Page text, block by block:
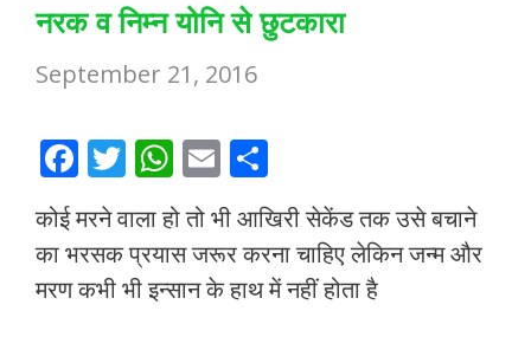
नरक व निम्न योनि से छुटकारा
September 21, 2016
F
ac
e
b
o
T
itt
er
W
h
at
s
A
E
m
ai
l
h
ar
e
कोई मरने वाला हो तो भी आखिरी सेकेंड तक उसे बचाने
का भरसक प्रयास जरूर करना चाहिए लेकिन जन्म और
मरण कभी भी इन्सान के हाथ में नहीं होता है